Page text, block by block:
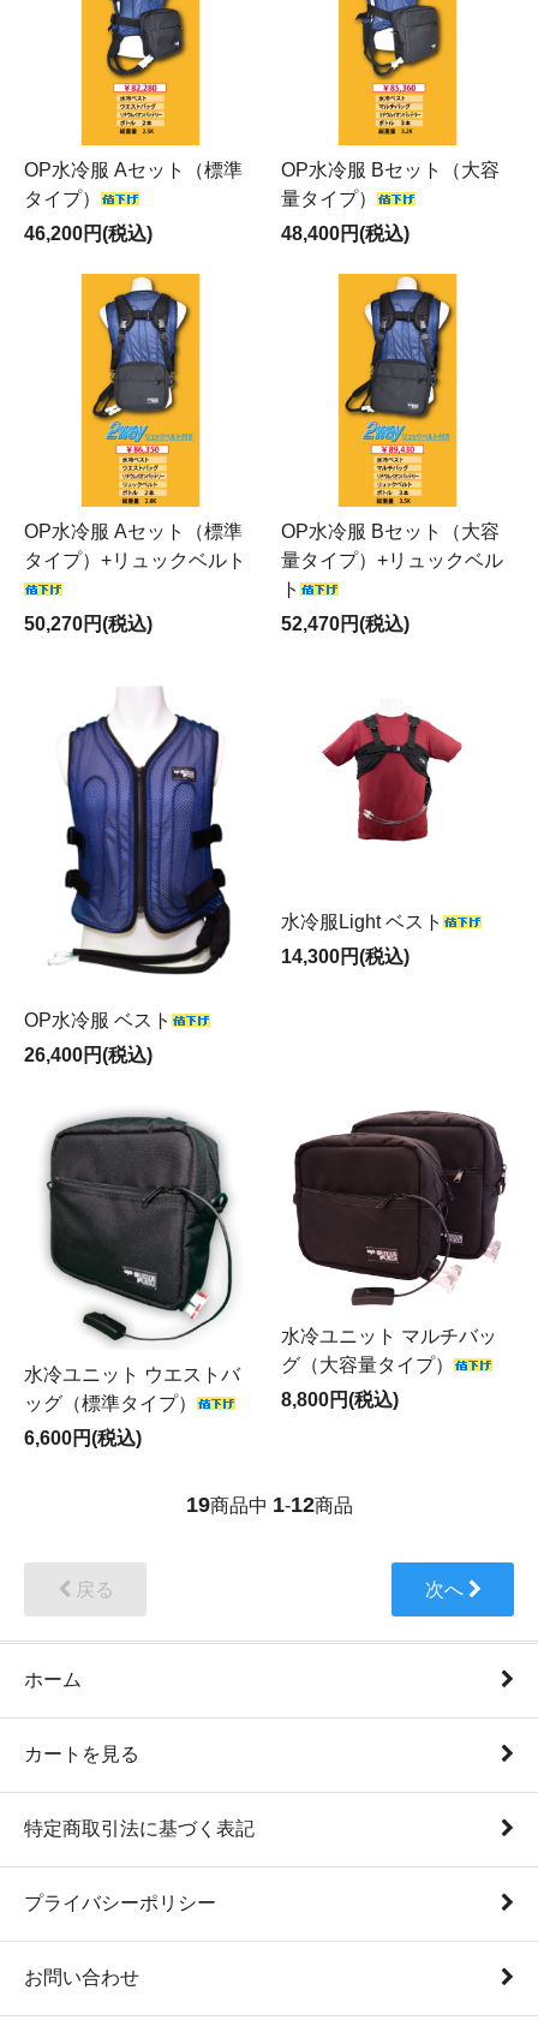
OP水冷服 Aセット（標準
タイプ）
46,200円(税込)
OP水冷服 Bセット（大容
量タイプ）
48,400円(税込)
OP水冷服 Aセット（標準
タイプ）+リュックベルト
50,270円(税込)
OP水冷服 Bセット（大容
量タイプ）+リュックベル
ト
52,470円(税込)
OP水冷服 ベスト
26,400円(税込)
水冷服Light ベスト
14,300円(税込)
水冷ユニット ウエストバ
ッグ（標準タイプ）
6,600円(税込)
水冷ユニット マルチバッ
グ（大容量タイプ）
8,800円(税込)
19商品中 1-12商品
戻る 次へ
ホーム
カートを見る
特定商取引法に基づく表記
プライバシーポリシー
お問い合わせ